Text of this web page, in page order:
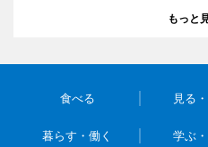
もっと
食べる 見る
暮らす・働く 学ぶ